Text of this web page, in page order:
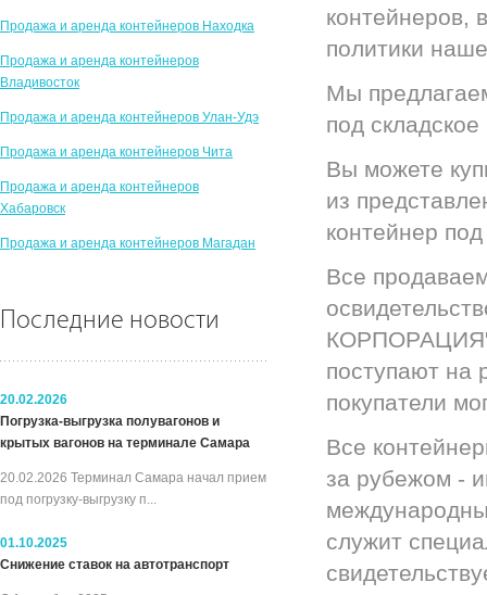
контейнеров,
политики
Мы
под
Вы можете
из
контейнер под
Все
КОРПОРАЦИЯ",
поступают на
покупатели
Все
за рубежом -
служит
Продажа и аренда контейнеров Находка
Продажа и аренда контейнеров
Владивосток
Продажа и аренда контейнеров Улан-Удэ
Продажа и аренда контейнеров Чита
Продажа и аренда контейнеров
Хабаровск
Продажа и аренда контейнеров Магадан
Последние новости
20.02.2026
Погрузка-выгрузка полувагонов и
крытых вагонов на терминале Самара
20.02.2026 Терминал Самара начал прием
под погрузку-выгрузку п...
01.10.2025
Снижение ставок на автотранспорт